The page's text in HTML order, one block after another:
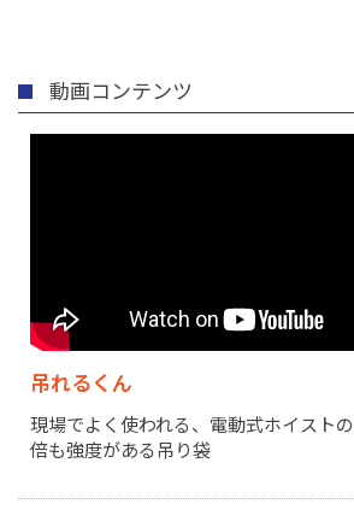
動画コンテンツ
吊れるくん
現場でよく使われる、電動式ホイスト
倍も強度がある吊り袋